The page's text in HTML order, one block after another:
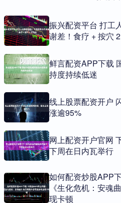
振兴配资平台 打工
谢差！食疗 + 按穴
鲜言配资APP下载
持度持续低迷
线上股票配资开户
涨逾95%
网上配资开户官网
下周在日内瓦举行
如何配资炒股APP
《生化危机：安魂
现卡顿